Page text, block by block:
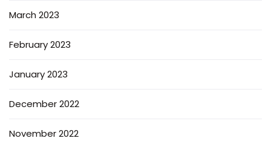
March 2023
February 2023
January 2023
December 2022
November 2022